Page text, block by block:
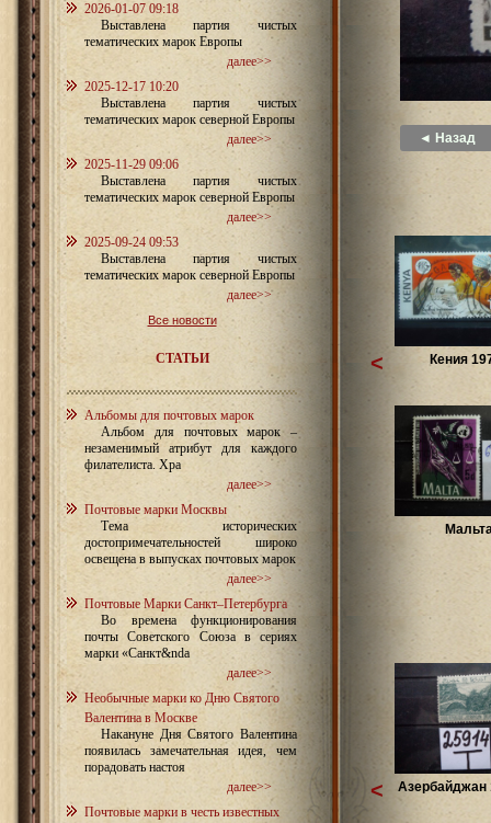
2026-01-07 09:18
Выставлена партия чистых
тематических марок Европы
далее>>
2025-12-17 10:20
Выставлена партия чистых
тематических марок северной Европы
далее>>
2025-11-29 09:06
Выставлена партия чистых
тематических марок северной Европы
далее>>
2025-09-24 09:53
Выставлена партия чистых
тематических марок северной Европы
далее>>
Все новости
СТАТЬИ
Альбомы для почтовых марок
Альбом для почтовых марок –
незаменимый атрибут для каждого
филателиста. Хра
далее>>
Почтовые марки Москвы
Тема исторических
достопримечательностей широко
освещена в выпусках почтовых марок
далее>>
Почтовые Марки Санкт–Петербурга
Во времена функционирования
почты Советского Союза в сериях
марки «Санкт&nda
далее>>
Необычные марки ко Дню Святого
Валентина в Москве
Накануне Дня Святого Валентина
появилась замечательная идея, чем
порадовать настоя
далее>>
Почтовые марки в честь известных
◄ Назад
Кения
<
Азербайджан
<